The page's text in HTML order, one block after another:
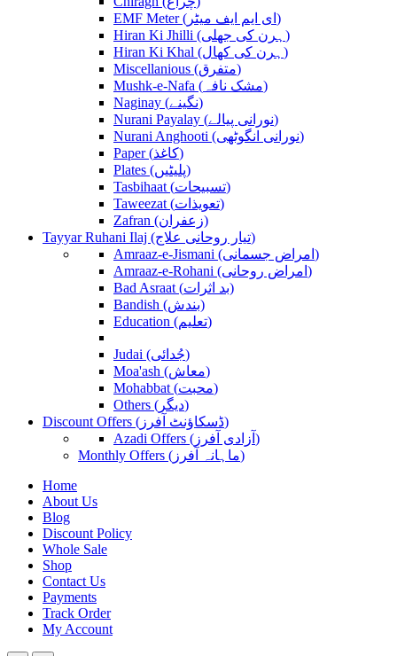
EMF Meter (ای ایم ایف میٹر)
Hiran Ki Jhilli (ہرن کی جھلی)
Hiran Ki Khal (ہرن کی کھال)
Miscellanious (متفرق)
Mushk-e-Nafa (مشک نافہ)
Naginay (نگینے)
Nurani Payalay (نورانی پیالے)
Nurani Anghooti (نورانی انگوٹھی)
Paper (کاغذ)
Plates (پلیٹیں)
Tasbihaat (تسبیحات)
Taweezat (تعویذات)
Zafran (زعفران)
Tayyar Ruhani Ilaj (تیار روحانی علاج)
Amraaz-e-Jismani (امراض جسمانی)
Amraaz-e-Rohani (امراض روحانی)
Bad Asraat (بد اثرات)
Bandish (بندش)
Education (تعلیم)
Judai (جُدائی)
Moa'ash (معاش)
Mohabbat (محبت)
Others (دیگر)
Discount Offers (ڈسکاؤنٹ آفرز)
Azadi Offers (آزادی آفرز)
Monthly Offers (ماہانہ آفرز)
Home
About Us
Blog
Discount Policy
Whole Sale
Shop
Contact Us
Payments
Track Order
My Account